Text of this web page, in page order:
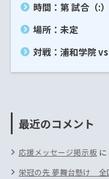
時間：第 試合（:）
場所：未定
対戦：浦和学院
最近のコメント
応援メッセージ掲示板に
栄冠の先 夢舞台懸け 全